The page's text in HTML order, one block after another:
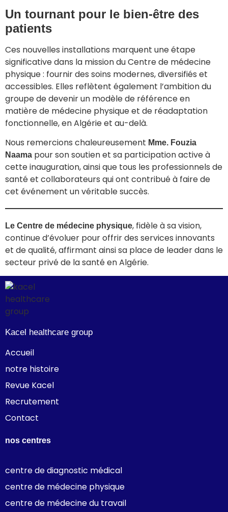
Un tournant pour le bien-être des
patients
Ces nouvelles installations marquent une étape
significative dans la mission du Centre de médecine
physique : fournir des soins modernes, diversifiés et
accessibles. Elles reflètent également l’ambition du
groupe de devenir un modèle de référence en
matière de médecine physique et de réadaptation
fonctionnelle, en Algérie et au-delà.
Nous remercions chaleureusement Mme. Fouzia
Naama pour son soutien et sa participation active à
cette inauguration, ainsi que tous les professionnels de
santé et collaborateurs qui ont contribué à faire de
cet événement un véritable succès.
Le Centre de médecine physique, fidèle à sa vision,
continue d’évoluer pour offrir des services innovants
et de qualité, affirmant ainsi sa place de leader dans le
secteur privé de la santé en Algérie.
Kacel healthcare group
Accueil
notre histoire
Revue Kacel
Recrutement
Contact
nos centres
centre de diagnostic médical
centre de médecine physique
centre de médecine du travail